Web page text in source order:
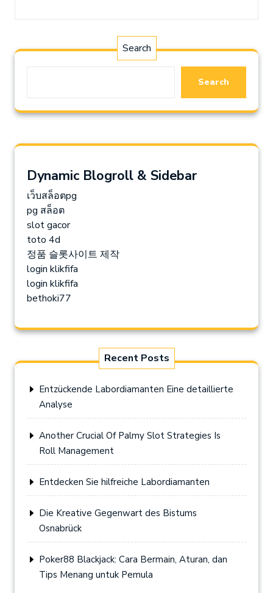
Search
Search
Dynamic Blogroll & Sidebar
เว็บสล็อตpg
pg สล็อต
slot gacor
toto 4d
정품 슬롯사이트 제작
login klikfifa
login klikfifa
bethoki77
Recent Posts
Entzückende Labordiamanten Eine detaillierte
Analyse
Another Crucial Of Palmy Slot Strategies Is
Roll Management
Entdecken Sie hilfreiche Labordiamanten
Die Kreative Gegenwart des Bistums
Osnabrück
Poker88 Blackjack: Cara Bermain, Aturan, dan
Tips Menang untuk Pemula